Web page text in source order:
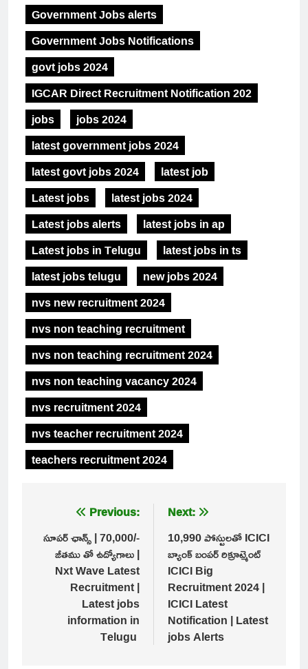
Government Jobs alerts
Government Jobs Notifications
govt jobs 2024
IGCAR Direct Recruitment Notification 202
jobs
jobs 2024
latest government jobs 2024
latest govt jobs 2024
latest job
Latest jobs
latest jobs 2024
Latest jobs alerts
latest jobs in ap
Latest jobs in Telugu
latest jobs in ts
latest jobs telugu
new jobs 2024
nvs new recruitment 2024
nvs non teaching recruitment
nvs non teaching recruitment 2024
nvs non teaching vacancy 2024
nvs recruitment 2024
nvs teacher recruitment 2024
teachers recruitment 2024
navigation
Previous:
సూపర్ ఛాన్స్ | 70,000/-
జీతము తో ఉద్యోగాలు |
Nxt Wave Latest
Recruitment |
Latest jobs
information in
Telugu
Next:
10,990 పోస్టులతో ICICI
బ్యాంక్ బంపర్ రిక్రూట్మెంట్
ICICI Big
Recruitment 2024 |
ICICI Latest
Notification | Latest
jobs Alerts